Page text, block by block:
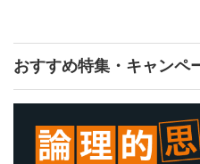
おすすめ特集・キャンペ